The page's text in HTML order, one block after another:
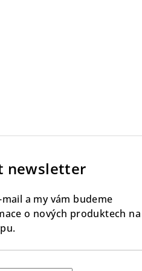
newsletter
a my vám budeme
o nových produktech na